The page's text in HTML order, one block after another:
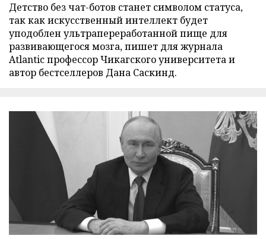
Детство без чат-ботов станет символом статуса,
так как искусственный интеллект будет
уподоблен ультрапереработанной пище для
развивающегося мозга, пишет для журнала
Atlantic профессор Чикагского университета и
автор бестселлеров Дана Саскинд.